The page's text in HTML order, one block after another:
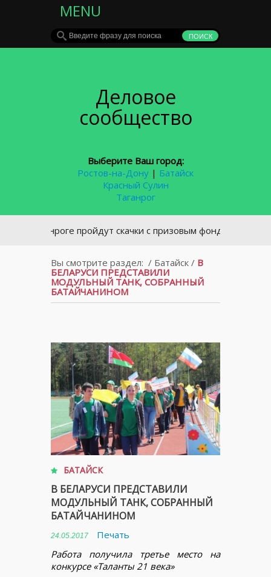
MENU
Деловое
сообщество
Выберите Ваш город:
Ростов-на-Дону | Батайск
Красный Сулин
Таганрог
Таганроге пройдут скачки с призовым фондом в 600 тыс руб
Вы смотрите раздел: / Батайск / В
БЕЛАРУСИ ПРЕДСТАВИЛИ
МОДУЛЬНЫЙ ТАНК, СОБРАННЫЙ
БАТАЙЧАНИНОМ
БАТАЙСК
В БЕЛАРУСИ ПРЕДСТАВИЛИ
МОДУЛЬНЫЙ ТАНК, СОБРАННЫЙ
БАТАЙЧАНИНОМ
24.05.2017
Печать
Работа получила третье место на
конкурсе «Таланты 21 века»